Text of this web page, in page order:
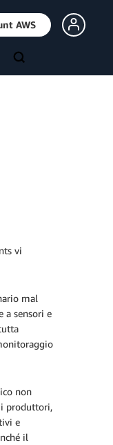
AWS
vi
mal
a sensori e
non
i produttori,
e
il